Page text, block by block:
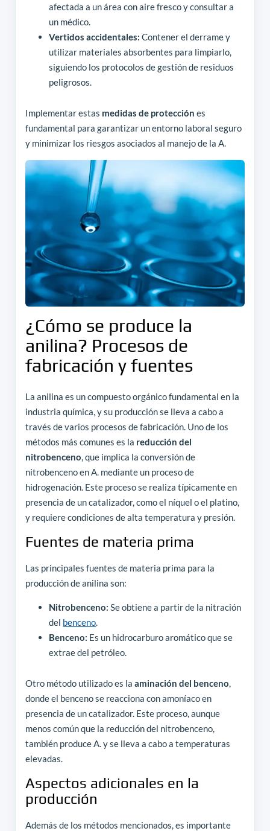
afectada a un área con aire fresco y consultar a
un médico.
Vertidos accidentales: Contener el derrame y
utilizar materiales absorbentes para limpiarlo,
siguiendo los protocolos de gestión de residuos
peligrosos.
Implementar estas medidas de protección es
fundamental para garantizar un entorno laboral seguro
y minimizar los riesgos asociados al manejo de la A.
¿Cómo se produce la
anilina? Procesos de
fabricación y fuentes
La anilina es un compuesto orgánico fundamental en la
industria química, y su producción se lleva a cabo a
través de varios procesos de fabricación. Uno de los
métodos más comunes es la reducción del
nitrobenceno, que implica la conversión de
nitrobenceno en A. mediante un proceso de
hidrogenación. Este proceso se realiza típicamente en
presencia de un catalizador, como el níquel o el platino,
y requiere condiciones de alta temperatura y presión.
Fuentes de materia prima
Las principales fuentes de materia prima para la
producción de anilina son:
Nitrobenceno: Se obtiene a partir de la nitración
del benceno.
Benceno: Es un hidrocarburo aromático que se
extrae del petróleo.
Otro método utilizado es la aminación del benceno,
donde el benceno se reacciona con amoníaco en
presencia de un catalizador. Este proceso, aunque
menos común que la reducción del nitrobenceno,
también produce A. y se lleva a cabo a temperaturas
elevadas.
Aspectos adicionales en la
producción
Además de los métodos mencionados, es importante